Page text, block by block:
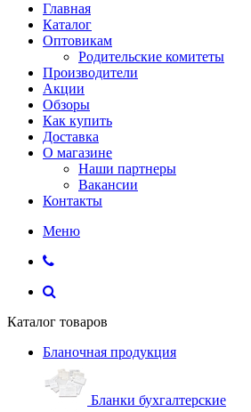
Главная
Каталог
Оптовикам
Родительские комитеты
Производители
Акции
Обзоры
Как купить
Доставка
О магазине
Наши партнеры
Вакансии
Контакты
Меню
Каталог товаров
Бланочная продукция
Бланки бухгалтерские